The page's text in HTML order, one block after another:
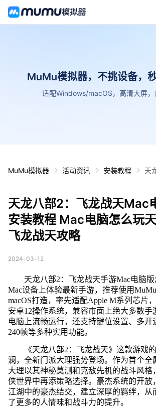
MuMu模拟器，不挑设备，秒
适配Windows/macOS，高清大屏，
MuMu模拟器 活动资讯 安装教程
天
八
天龙八部2：飞龙战天Mac
安装教程 Mac电脑怎么玩天
飞龙战天攻略
2024-03-12
天龙八部2：飞龙战天手游Mac电脑
Mac设备上体验最新手游，推荐使用
macOS打造，率先适配Apple M系列芯片
安卓12操作系统，兼容市面上绝大多数手
电脑上流畅运行，还支持键位设置、多开
240帧等多种实用功能。
《天龙八部2：飞龙战天》这款游戏
澜，全新门派大理强势登场。作为首个全
大理以其神秘莫测和克敌先机的战斗风格
侠世界中再添策略选择。豪杰系统的开放
江湖中的豪杰结交，建立深厚的羁绊，从
了更多的人情味和战斗力的提升。